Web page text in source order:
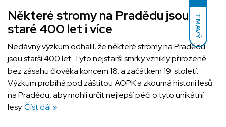
TMAVÝ
Některé stromy na Pradědu jsou
staré 400 let i více
Nedávný výzkum odhalil, že některé stromy na Pradědu
jsou starší 400 let. Tyto nejstarší smrky vznikly přirozeně
bez zásahu člověka koncem 18. a začátkem 19. století.
Výzkum probíhá pod záštitou AOPK a zkoumá historii lesů
na Pradědu, aby mohli určit nejlepší péči o tyto unikátní
lesy.Číst dál »